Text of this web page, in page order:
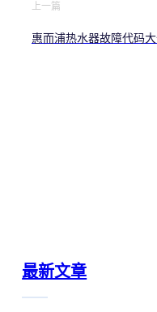
上一篇
惠而浦热水器故障代码
最新文章